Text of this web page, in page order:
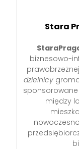
Stara
biznesowo-
dzielnicy
między